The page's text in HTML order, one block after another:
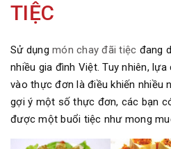
TIỆC
Sử dụng món chay đãi tiệc đang
nhiều gia đình Việt. Tuy nhiên,
vào thực đơn là điều khiến nhiều
gợi ý một số thực đơn, các bạn
được một buổi tiệc như mong